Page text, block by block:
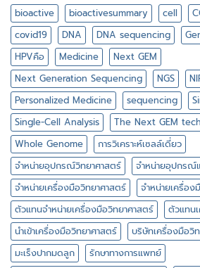
ตัวอย่าง
DNA
โอ
แอ
คทีฟ
มี
อะไร
บ้าง
bioactive bioactivesummary cell
covid19
DNA DNA sequencing
HPVคือ
Medicine
Next GEM
Next Generation Sequencing
NGS
Personalized Medicine
sequencing
Single-Cell Analysis
The Next GEM
Whole Genome
การวิเคราะห์เซลล์เดี่ยว
จำหน่ายอุปกรณ์วิทยาศาสตร์
จำหน่ายอุปกรณ์
จำหน่ายเครื่องมือวิทยาศาสตร์
จำหน่ายเครื่อง
ตัวแทนจำหน่ายเครื่องมือวิทยาศาสตร์
ตัวแทน
นำเข้าเครื่องมือวิทยาศาสตร์
บริษัทเครื่องมือวิ
มะเร็งปากมดลูก
รักษาทางการแพทย์